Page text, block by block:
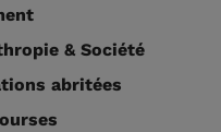
& Société
abritées